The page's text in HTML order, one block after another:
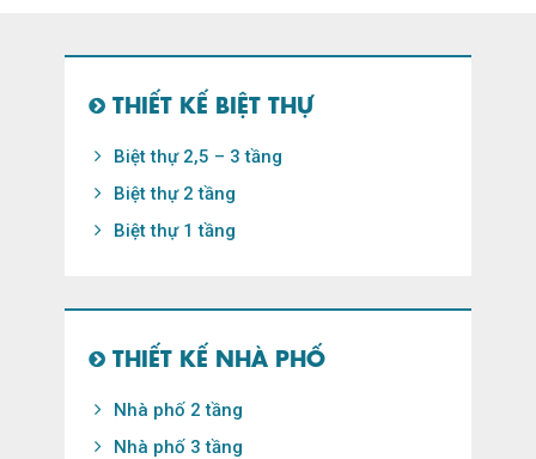
THIẾT KẾ BIỆT THỰ
Biệt thự 2,5 – 3 tầng
Biệt thự 2 tầng
Biệt thự 1 tầng
THIẾT KẾ NHÀ PHỐ
Nhà phố 2 tầng
Nhà phố 3 tầng